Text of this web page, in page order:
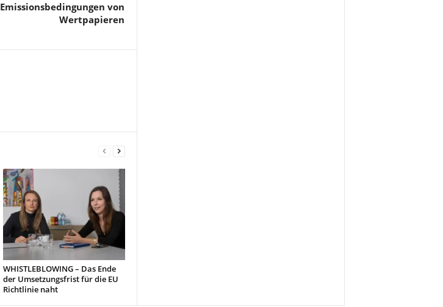
Emissionsbedingungen von
Wertpapieren
WHISTLEBLOWING – Das Ende
der Umsetzungsfrist für die EU
Richtlinie naht